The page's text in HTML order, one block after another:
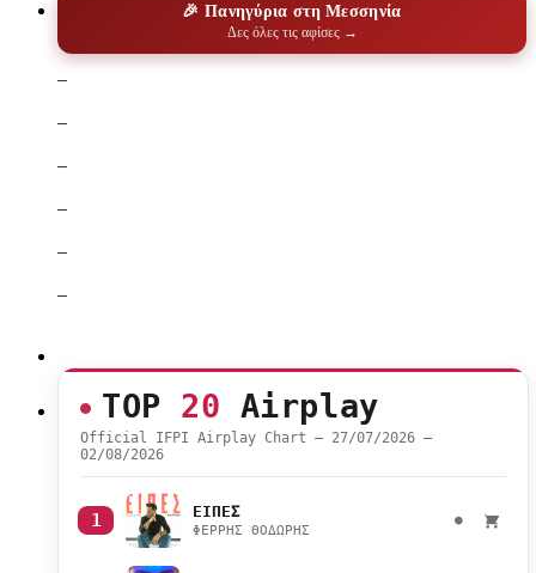
🎉 Πανηγύρια στη Μεσσηνία
Δες όλες τις αφίσες →
–
–
–
–
–
–
TOP 20 Airplay
Official IFPI Airplay Chart — 27/07/2026 –
02/08/2026
1 ΕΙΠΕΣ
ΦΕΡΡΗΣ ΘΟΔΩΡΗΣ
●